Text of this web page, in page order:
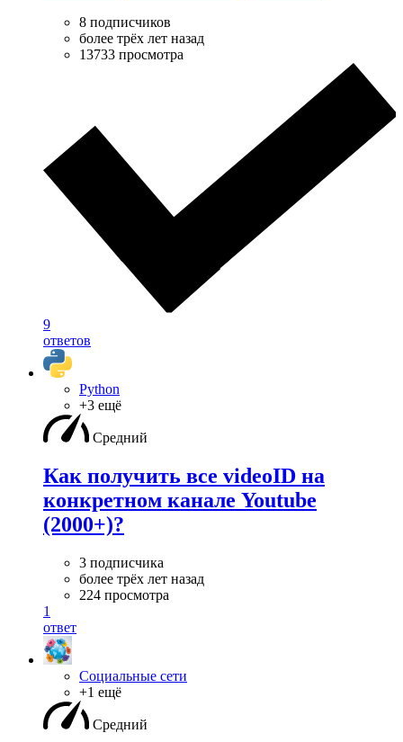
8 подписчиков
более трёх лет назад
13733 просмотра
9
ответов
Python
+3 ещё
Средний
Как получить все videoID на
конкретном канале Youtube
(2000+)?
3 подписчика
более трёх лет назад
224 просмотра
1
ответ
Социальные сети
+1 ещё
Средний